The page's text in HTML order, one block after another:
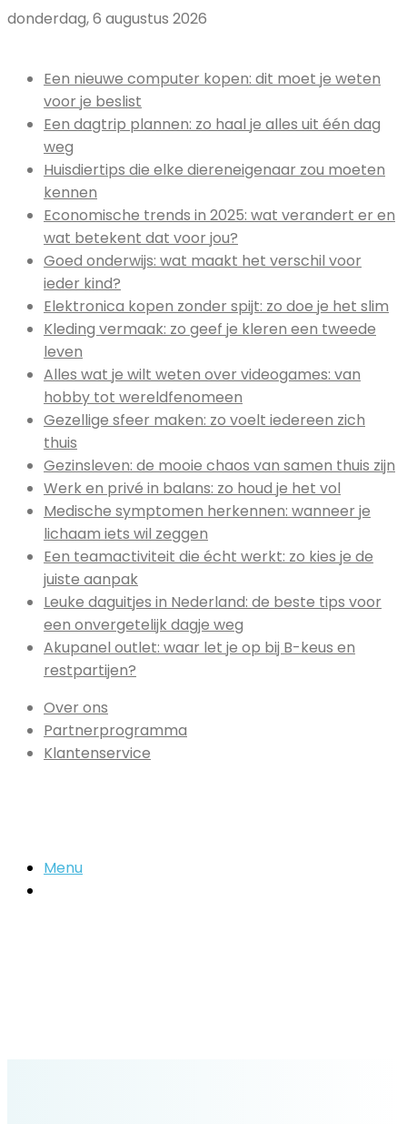
donderdag, 6 augustus 2026
Een nieuwe computer kopen: dit moet je weten
voor je beslist
Een dagtrip plannen: zo haal je alles uit één dag
weg
Huisdiertips die elke diereneigenaar zou moeten
kennen
Economische trends in 2025: wat verandert er en
wat betekent dat voor jou?
Goed onderwijs: wat maakt het verschil voor
ieder kind?
Elektronica kopen zonder spijt: zo doe je het slim
Kleding vermaak: zo geef je kleren een tweede
leven
Alles wat je wilt weten over videogames: van
hobby tot wereldfenomeen
Gezellige sfeer maken: zo voelt iedereen zich
thuis
Gezinsleven: de mooie chaos van samen thuis zijn
Werk en privé in balans: zo houd je het vol
Medische symptomen herkennen: wanneer je
lichaam iets wil zeggen
Een teamactiviteit die écht werkt: zo kies je de
juiste aanpak
Leuke daguitjes in Nederland: de beste tips voor
een onvergetelijk dagje weg
Akupanel outlet: waar let je op bij B-keus en
restpartijen?
Over ons
Partnerprogramma
Klantenservice
Menu